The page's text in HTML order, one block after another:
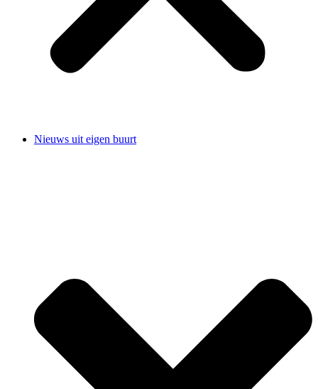
Nieuws uit eigen buurt